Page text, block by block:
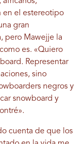
en el estereotipo
gran
pero Mawejje la
es. «Quiero
Representar
sino
negros y
snowboard y
cuenta de que los